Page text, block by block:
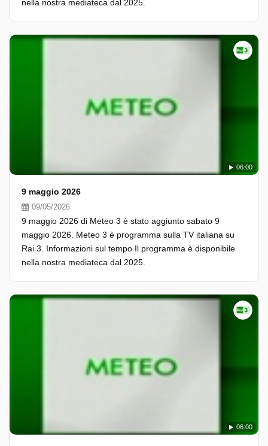
nella nostra mediateca dal 2025.
06:00
9 maggio 2026
09/05/2026
9 maggio 2026 di Meteo 3 è stato aggiunto sabato 9
maggio 2026. Meteo 3 è programma sulla TV italiana su
Rai 3. Informazioni sul tempo Il programma è disponibile
nella nostra mediateca dal 2025.
06:00